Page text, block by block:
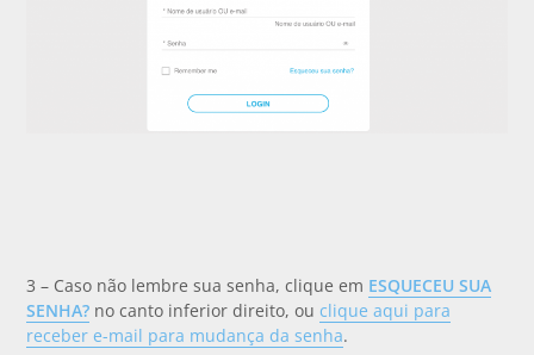
3 – Caso não lembre sua senha, clique em ESQUECEU SUA
SENHA? no canto inferior direito, ouclique aqui para
receber e-mail para mudança da senha.